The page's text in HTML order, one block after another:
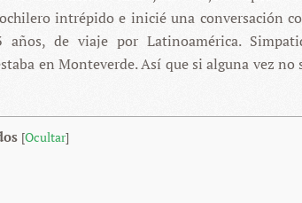
intrépido e inicié una conversación
de viaje por Latinoamérica.
en Monteverde. Así que si alguna vez no
[Ocultar]